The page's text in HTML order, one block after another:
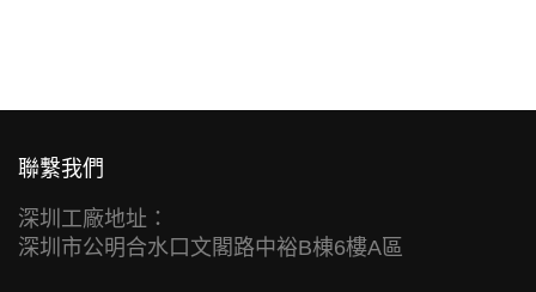
聯繫我們
深圳工廠地址：
深圳市公明合水口文閣路中裕B棟6樓A區